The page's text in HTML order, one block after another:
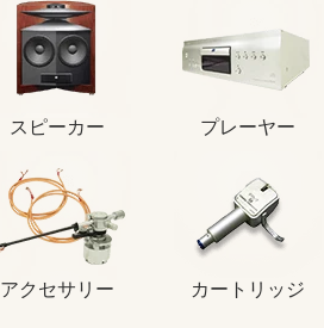
スピーカー プレーヤー
アクセサリー カートリッジ